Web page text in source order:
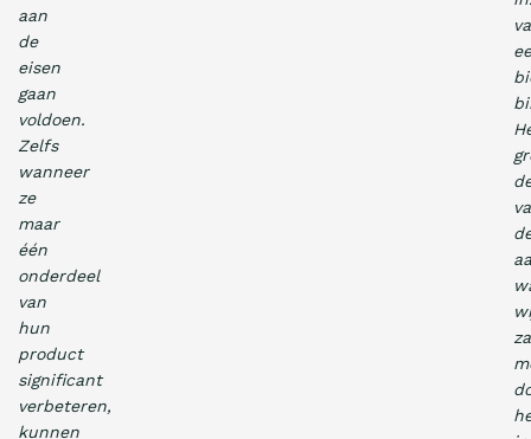
aan
de
eisen
gaan
voldoen.
Zelfs
wanneer
ze
maar
één
onderdeel
van
hun
product
significant
verbeteren,
kunnen